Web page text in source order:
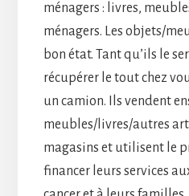
ménagers : livres,
ménagers. Les objets/
bon état. Tant qu’ils le
récupérer le tout chez
un camion. Ils vendent
meubles/livres/autres
magasins et utilisent le
financer leurs services